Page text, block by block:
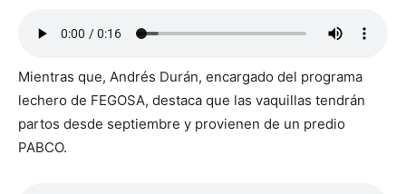
Mientras que, Andrés Durán, encargado del programa
lechero de FEGOSA, destaca que las vaquillas tendrán
partos desde septiembre y provienen de un predio
PABCO.